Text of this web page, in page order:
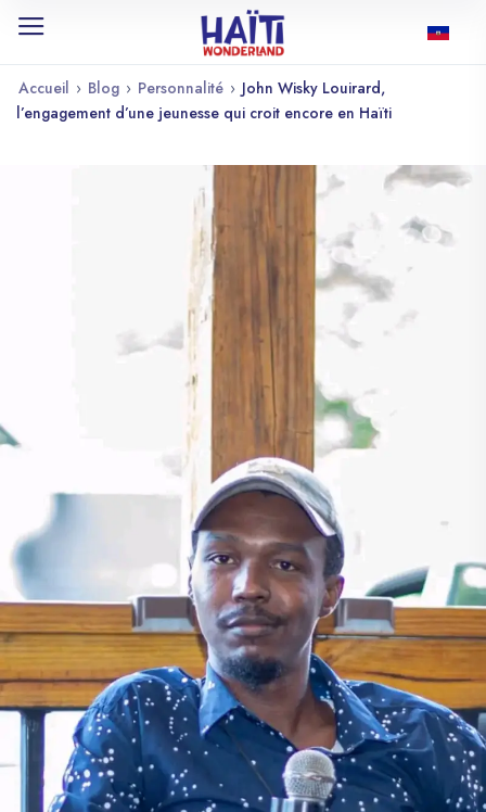
Accueil › Blog › Personnalité › John Wisky Louirard,
l’engagement d’une jeunesse qui croit encore en Haïti